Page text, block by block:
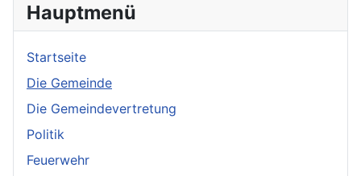
Hauptmenü
Startseite
Die Gemeinde
Die Gemeindevertretung
Politik
Feuerwehr